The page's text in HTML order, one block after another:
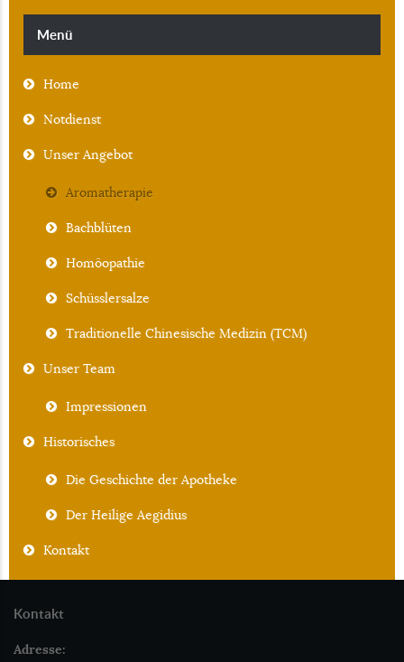
Menü
Home
Notdienst
Unser Angebot
Aromatherapie
Bachblüten
Homöopathie
Schüsslersalze
Traditionelle Chinesische Medizin (TCM)
Unser Team
Impressionen
Historisches
Die Geschichte der Apotheke
Der Heilige Aegidius
Kontakt
Kontakt
Adresse: